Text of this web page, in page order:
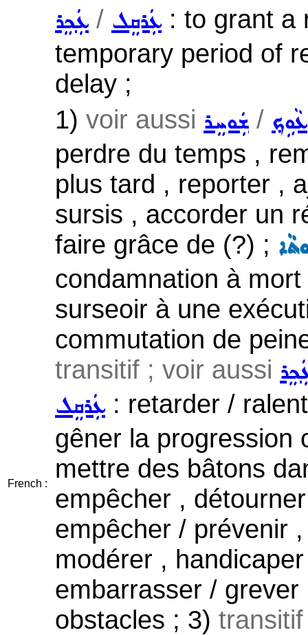
ܥܲܟܸܪ / ܥܲܪܩܸܠ : to grant a
temporary period of
delay ;
French :
1) voir aussi ܫܲܘܚܸܪ / ܥܵܘܹܟ݂
perdre du temps ,
plus tard , reporter ,
sursis , accorder un
faire grâce de (?) ;
condamnation à
surseoir à une
commutation de
transitif ; voir aussi
ܥܲܪܩܸܠ : retarder /
gêner la progression
mettre des bâtons
empêcher ,
empêcher / prévenir
modérer ,
embarrasser /
obstacles ; 3)